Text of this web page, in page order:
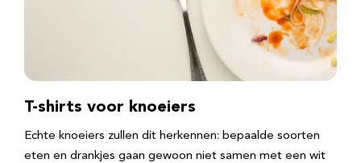
T-shirts voor knoeiers
Echte knoeiers zullen dit herkennen: bepaalde soorten
eten en drankjes gaan gewoon niet samen met een wit